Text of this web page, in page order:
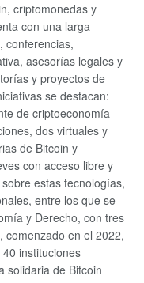
criptomonedas y
con una larga
conferencias,
asesorías legales y
y proyectos de
se destacan:
de criptoeconomía
dos virtuales y
de Bitcoin y
con acceso libre y
estas tecnologías,
entre los que se
y Derecho, con tres
comenzado en el 2022,
instituciones
solidaria de Bitcoin